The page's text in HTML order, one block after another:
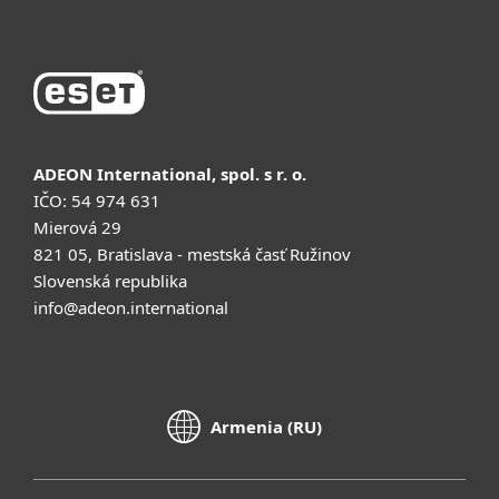
ADEON International, spol. s r. o.
IČO: 54 974 631
Mierová 29
821 05, Bratislava - mestská časť Ružinov
Slovenská republika
info@adeon.international
Armenia (RU)